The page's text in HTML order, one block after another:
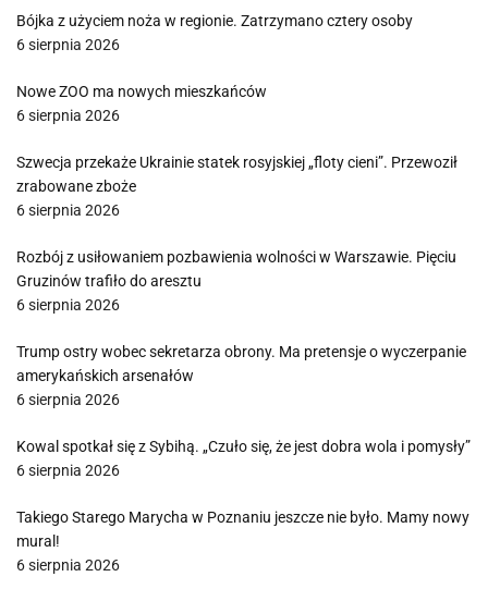
Bójka z użyciem noża w regionie. Zatrzymano cztery osoby
6 sierpnia 2026
Nowe ZOO ma nowych mieszkańców
6 sierpnia 2026
Szwecja przekaże Ukrainie statek rosyjskiej „floty cieni”. Przewoził
zrabowane zboże
6 sierpnia 2026
Rozbój z usiłowaniem pozbawienia wolności w Warszawie. Pięciu
Gruzinów trafiło do aresztu
6 sierpnia 2026
Trump ostry wobec sekretarza obrony. Ma pretensje o wyczerpanie
amerykańskich arsenałów
6 sierpnia 2026
Kowal spotkał się z Sybihą. „Czuło się, że jest dobra wola i pomysły”
6 sierpnia 2026
Takiego Starego Marycha w Poznaniu jeszcze nie było. Mamy nowy
mural!
6 sierpnia 2026